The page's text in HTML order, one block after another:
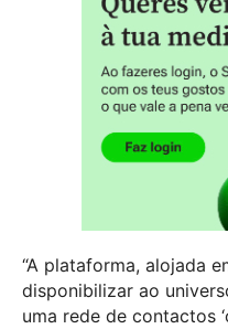
“A plataforma, alojada
disponibilizar ao
uma rede de contactos